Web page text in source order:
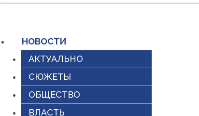
содержимому
НОВОСТИ
АКТУАЛЬНО
СЮЖЕТЫ
ОБЩЕСТВО
ВЛАСТЬ